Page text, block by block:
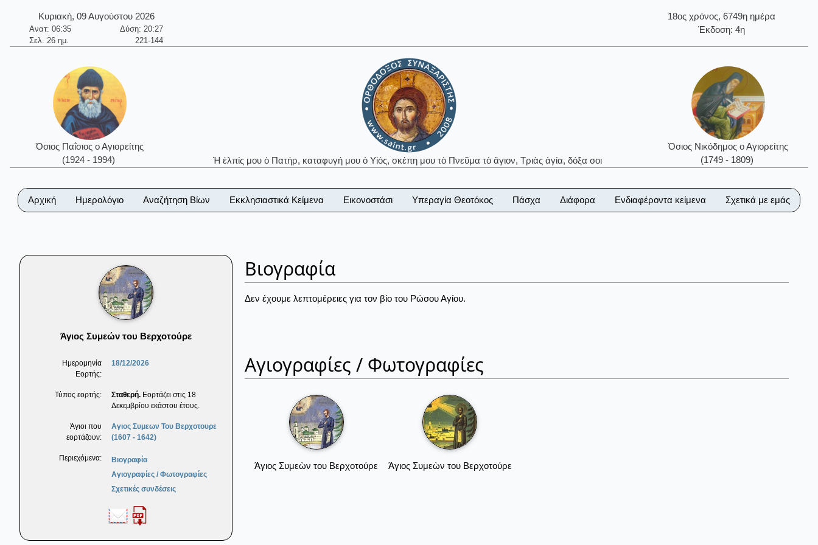
Κυριακή, 09 Αυγούστου 2026
Ανατ: 06:35
Δύση: 20:27
Σελ. 26 ημ.
221-144
18ος χρόνος, 6749η ημέρα
Έκδοση: 4η
Όσιος Παΐσιος ο Αγιορείτης
(1924 - 1994)
Ἡ ἐλπίς μου ὁ Πατήρ, καταφυγή μου ὁ Υἱός, σκέπη μου τὸ Πνεῦμα τὸ ἅγιον, Τριὰς ἁγία, δόξα σοι
Όσιος Νικόδημος ο Αγιορείτης
(1749 - 1809)
Αρχική Ημερολόγιο Αναζήτηση Βίων Εκκλησιαστικά Κείμενα Εικονοστάσι Υπεραγία Θεοτόκος Πάσχα Διάφορα Ενδιαφέροντα κείμενα Σχετικά με εμάς
Άγιος Συμεών του Βερχοτούρε
Ημερομηνία
Εορτής:
18/12/2026
Τύπος εορτής: Σταθερή. Εορτάζει στις 18
Δεκεμβρίου εκάστου έτους.
Άγιοι που
εορτάζουν:
Αγιος Συμεων Του Βερχοτουρε
(1607 - 1642)
Περιεχόμενα:
Βιογραφία
Αγιογραφίες / Φωτογραφίες
Σχετικές συνδέσεις
Βιογραφία
Δεν έχουμε λεπτομέρειες για τον βίο του Ρώσου Αγίου.
Αγιογραφίες / Φωτογραφίες
Άγιος Συμεὼν του Βερχοτούρε Άγιος Συμεὼν του Βερχοτούρε